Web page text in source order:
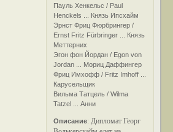
Пауль Хенкельс / Paul
Henckels ... Князь Ипсхайм
Эрнст Фриц Фюрбрингер /
Ernst Fritz Fürbringer ... Князь
Меттерних
Эгон фон Йордан / Egon von
Jordan ... Мориц Даффингер
Фриц Имхофф / Fritz Imhoff ...
Карусельщик
Вильма Татцель / Wilma
Tatzel ... Анни
Описание: Дипломат Георг